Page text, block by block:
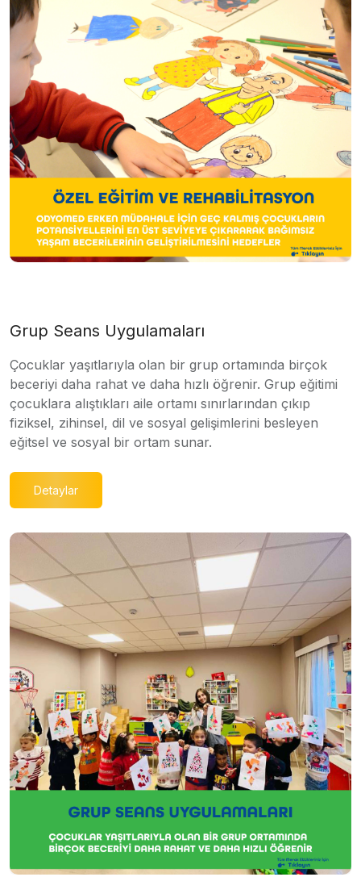
Grup Seans Uygulamaları
Çocuklar yaşıtlarıyla olan bir grup ortamında birçok
beceriyi daha rahat ve daha hızlı öğrenir. Grup eğitimi
çocuklara alıştıkları aile ortamı sınırlarından çıkıp
fiziksel, zihinsel, dil ve sosyal gelişimlerini besleyen
eğitsel ve sosyal bir ortam sunar.
Detaylar